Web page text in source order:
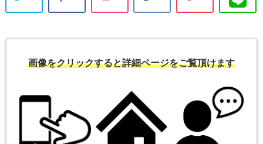
画像をクリックすると詳細ページをご覧頂けます